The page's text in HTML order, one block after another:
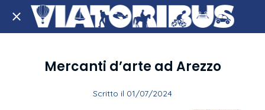
Mercanti d’arte ad Arezzo
Scritto il 01/07/2024